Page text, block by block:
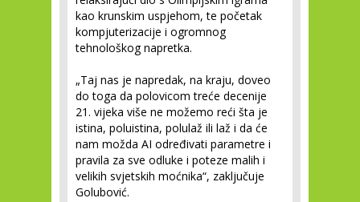
kao krunskim uspjehom, te početak
kompjuterizacije i ogromnog
tehnološkog napretka.
„Taj nas je napredak, na kraju, doveo
do toga da polovicom treće decenije
21. vijeka više ne možemo reći šta je
istina, poluistina, polulaž ili laž i da će
nam možda AI određivati parametre i
pravila za sve odluke i poteze malih i
velikih svjetskih moćnika“, zaključuje
Golubović.